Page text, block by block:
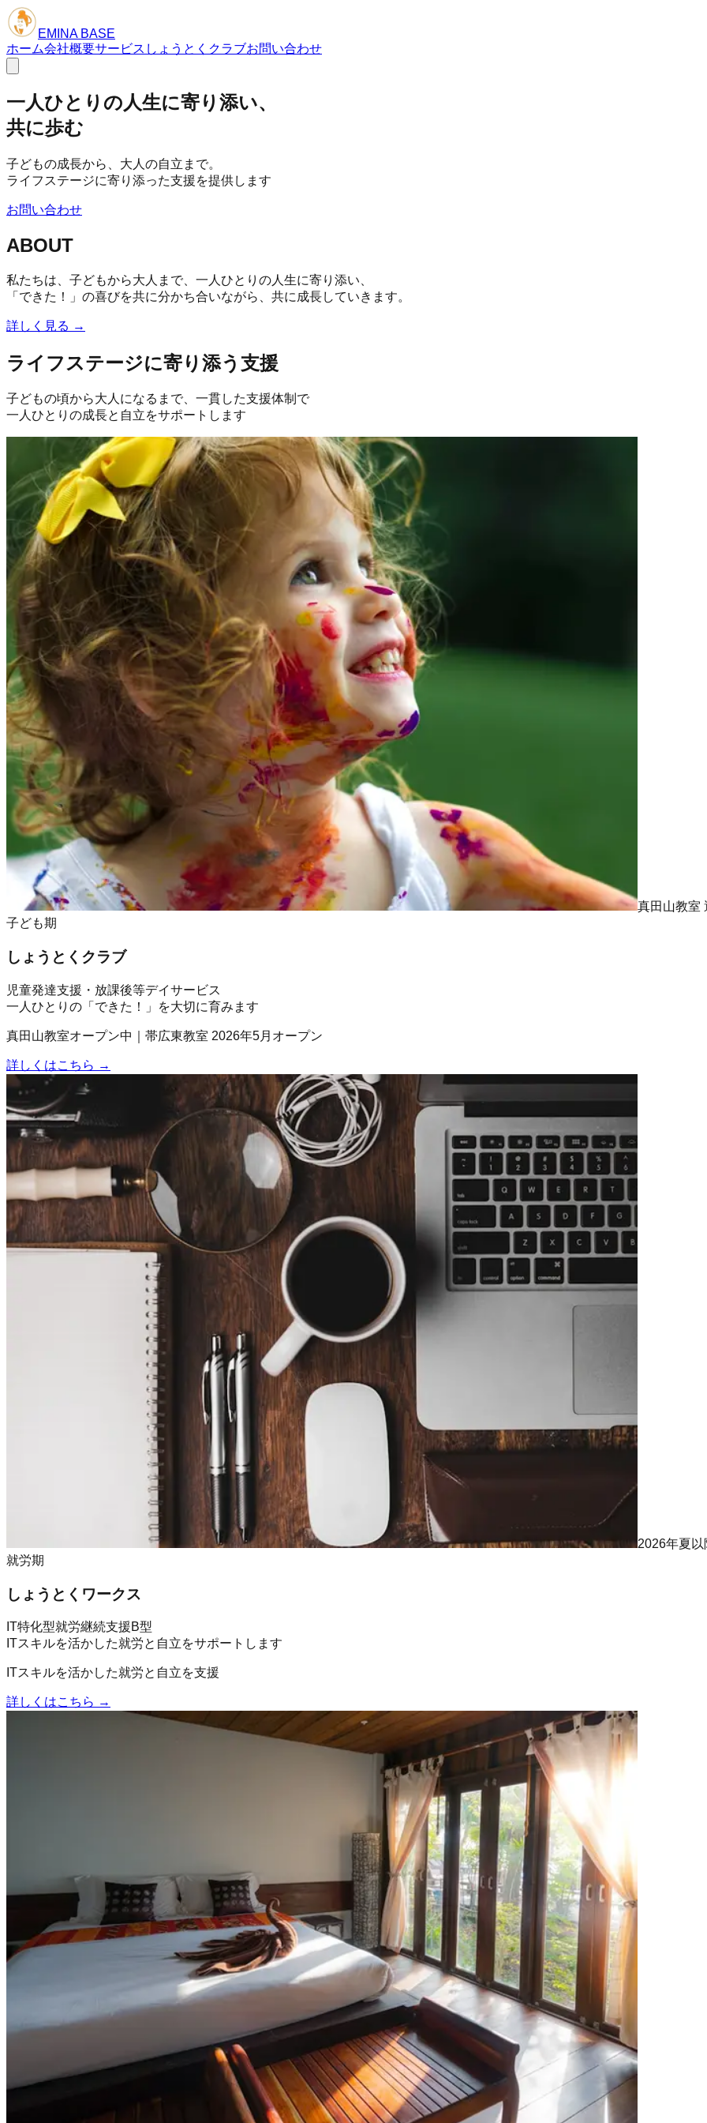
EMINA BASE
ホーム会社概要サービス しょうとくクラブお問い合わせ
一人ひとりの人生に寄り添い、
共に歩む
子どもの成長から、大人の自立まで。
ライフステージに寄り添った支援を提供します
お問い合わせ
ABOUT
私たちは、子どもから大人まで、一人ひとりの人生に寄り添い、
「できた！」の喜びを共に分かち合いながら、共に成長していきます。
詳しく見る →
ライフステージに寄り添う支援
子どもの頃から大人になるまで、一貫した支援体制で
一人ひとりの成長と自立をサポートします
真田山教室
子ども期
しょうとくクラブ
児童発達支援・放課後等デイサービス
一人ひとりの「できた！」を大切に育みます
真田山教室オープン中｜帯広東教室 2026年5月オープン
詳しくはこちら →
2026年夏
就労期
しょうとくワークス
IT特化型就労継続支援B型
ITスキルを活かした就労と自立をサポートします
ITスキルを活かした就労と自立を支援
詳しくはこちら →